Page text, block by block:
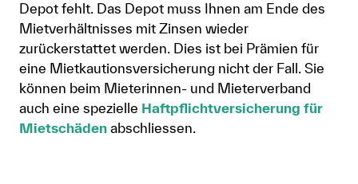
Depot fehlt. Das Depot muss Ihnen am Ende des
Mietverhältnisses mit Zinsen wieder
zurückerstattet werden. Dies ist bei Prämien für
eine Mietkautionsversicherung nicht der Fall. Sie
können beim Mieterinnen- und Mieterverband
auch eine spezielle Haftpflichtversicherung für
Mietschäden abschliessen.